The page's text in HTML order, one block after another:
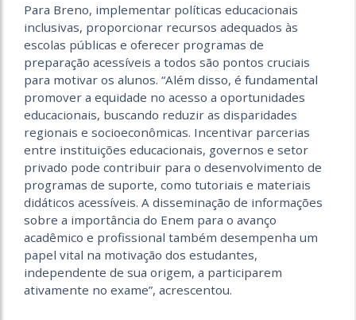
Para Breno, implementar políticas educacionais
inclusivas, proporcionar recursos adequados às
escolas públicas e oferecer programas de
preparação acessíveis a todos são pontos cruciais
para motivar os alunos. “Além disso, é fundamental
promover a equidade no acesso a oportunidades
educacionais, buscando reduzir as disparidades
regionais e socioeconômicas. Incentivar parcerias
entre instituições educacionais, governos e setor
privado pode contribuir para o desenvolvimento de
programas de suporte, como tutoriais e materiais
didáticos acessíveis. A disseminação de informações
sobre a importância do Enem para o avanço
acadêmico e profissional também desempenha um
papel vital na motivação dos estudantes,
independente de sua origem, a participarem
ativamente no exame”, acrescentou.